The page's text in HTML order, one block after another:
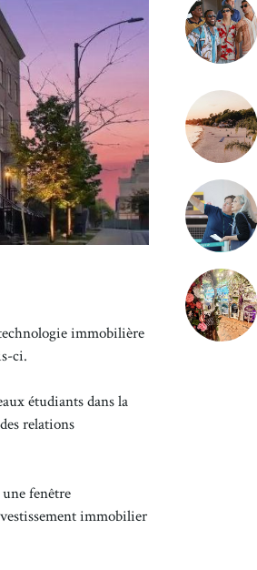
immobilière
ci.
étudiants dans la
relations
fenêtre
immobilier